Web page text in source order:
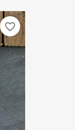
favorite_border